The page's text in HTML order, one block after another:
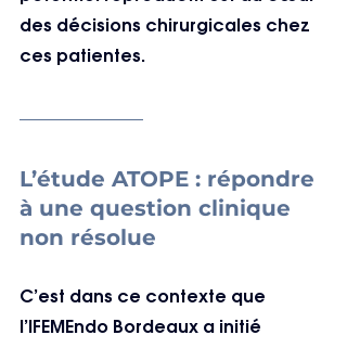
des décisions chirurgicales chez
ces patientes.
L’étude ATOPE : répondre
à une question clinique
non résolue
C’est dans ce contexte que
l’IFEMEndo Bordeaux a initié